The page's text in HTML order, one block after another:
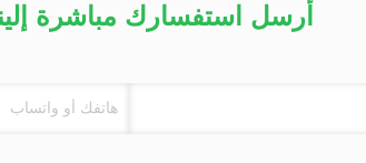
أرسل استفسارك مباشرة